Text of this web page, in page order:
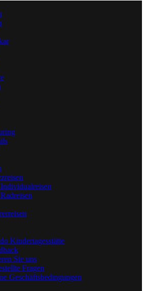
Kindertagesstätte
Sie uns
Fragen
Geschäftsbedingungen